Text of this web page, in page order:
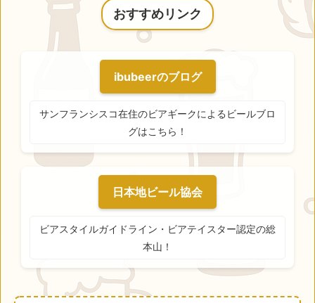
おすすめリンク
ibubeerのブログ
サンフランシスコ在住のビアギークによるビールブロ
グはこちら！
日本地ビール協会
ビアスタイルガイドライン・ビアテイスター認定の総
本山！